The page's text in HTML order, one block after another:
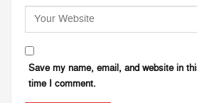
Save my name, email, and website in
time I comment.